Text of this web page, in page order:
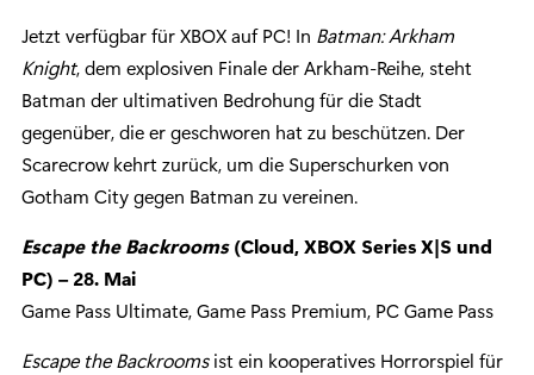
Jetzt verfügbar für XBOX auf PC! In Batman: Arkham
Knight, dem explosiven Finale der Arkham-Reihe, steht
Batman der ultimativen Bedrohung für die Stadt
gegenüber, die er geschworen hat zu beschützen. Der
Scarecrow kehrt zurück, um die Superschurken von
Gotham City gegen Batman zu vereinen.
Escape the Backrooms(Cloud, XBOX Series X|S und
PC) – 28. Mai
Game Pass Ultimate, Game Pass Premium, PC Game Pass
Escape the Backroomsist ein kooperatives Horrorspiel für